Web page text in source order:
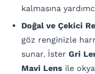
kalmasına
Doğal ve Çekici
göz renginizle
sunar. İster Gri
Mavi Lens ile